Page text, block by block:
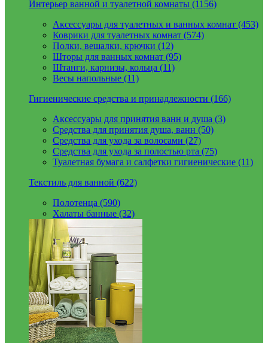
Интерьер ванной и туалетной комнаты (1156)
Аксессуары для туалетных и ванных комнат (453)
Коврики для туалетных комнат (574)
Полки, вешалки, крючки (12)
Шторы для ванных комнат (95)
Штанги, карнизы, кольца (11)
Весы напольные (11)
Гигиенические средства и принадлежности (166)
Аксессуары для принятия ванн и душа (3)
Средства для принятия душа, ванн (50)
Средства для ухода за волосами (27)
Средства для ухода за полостью рта (75)
Туалетная бумага и салфетки гигиенические (11)
Текстиль для ванной (622)
Полотенца (590)
Халаты банные (32)